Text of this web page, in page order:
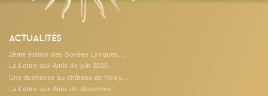
Actualités
2ème édition des Soirées Lyriques...
La Lettre aux Amis de juin 2026...
Une duchesse au château de Noisy...
La Lettre aux Amis de décembre...